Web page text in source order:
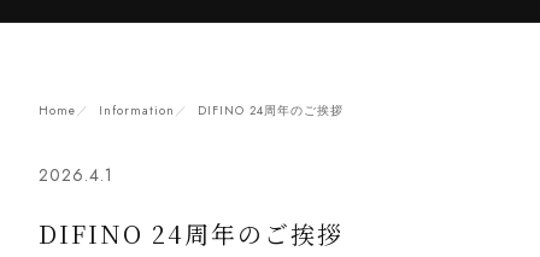
Home Information DIFINO 24周年のご挨拶
2026.4.1
DIFINO 24周年のご挨拶